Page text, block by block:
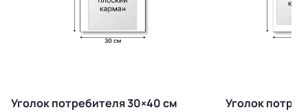
Уголок потребителя 30×40 см Уголок